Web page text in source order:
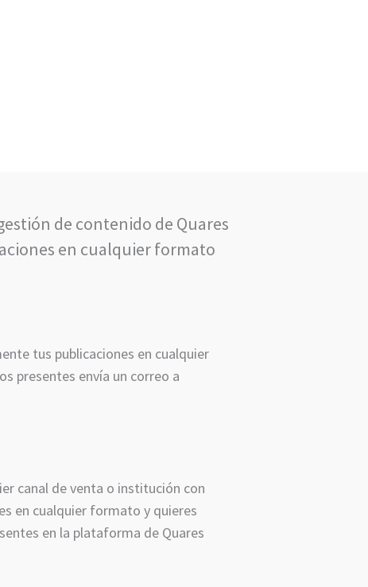
de contenido de Quares
en cualquier formato
tus publicaciones en cualquier
presentes envía un correo a
canal de venta o institución con
en cualquier formato y quieres
en la plataforma de Quares